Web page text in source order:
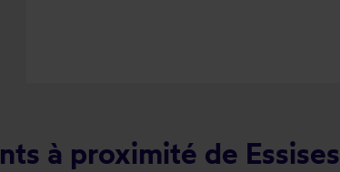
à proximité de Essises